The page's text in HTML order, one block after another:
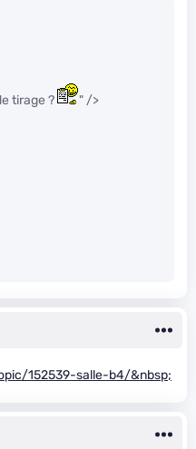
tirage ? " />
152539-salle-b4/&nbsp;